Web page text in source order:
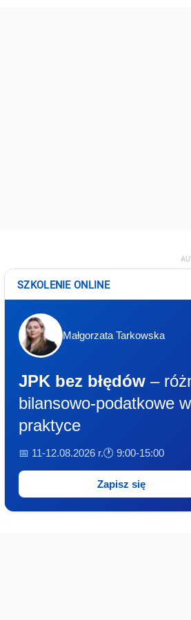
SZKOLENIE ONLINE
Małgorzata Tarkowska
JPK bez błędów –
bilansowo-podatkowe w
praktyce
📅 11-12.08.2026 r.🕐 9:00-15:00
Zapisz się